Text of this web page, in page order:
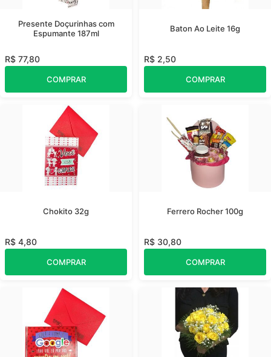
Presente Doçurinhas com
Espumante 187ml
R$ 77,80
COMPRAR
Baton Ao Leite 16g
R$ 2,50
COMPRAR
Chokito 32g
R$ 4,80
COMPRAR
Ferrero Rocher 100g
R$ 30,80
COMPRAR